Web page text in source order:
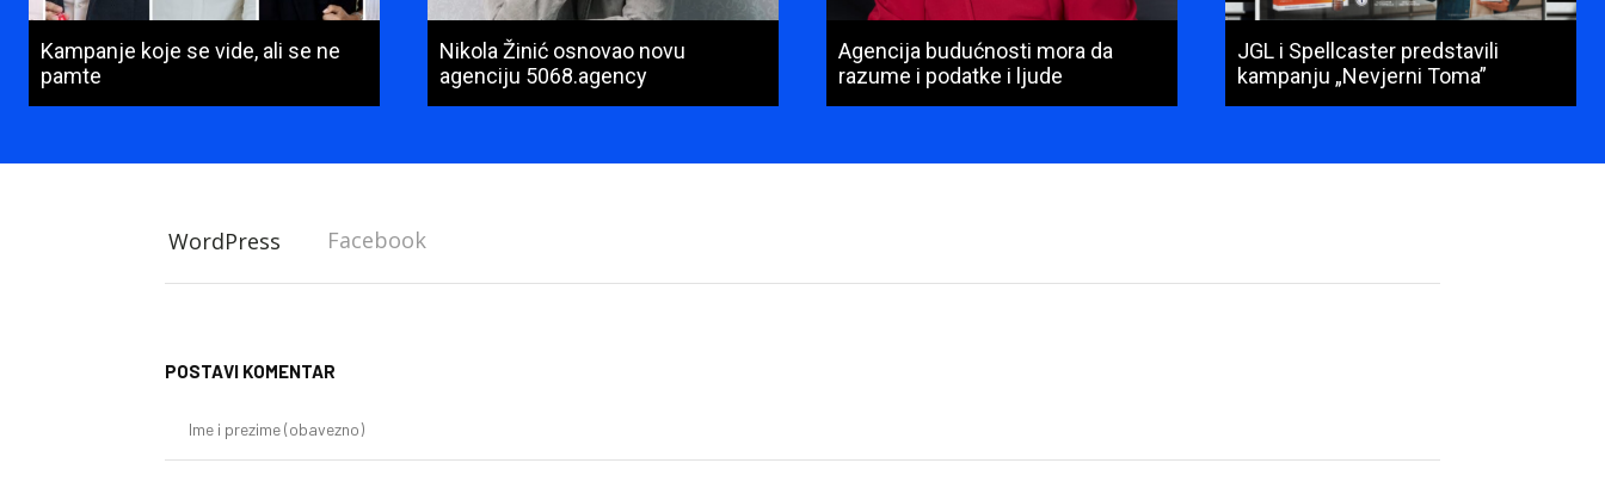
Kampanje koje se vide, ali se ne
pamte
Nikola Žinić osnovao novu
agenciju 5068.agency
Agencija budućnosti mora da
razume i podatke i ljude
JGL i Spellcaster predstavili
kampanju „Nevjerni Toma”
WordPress Facebook
POSTAVI KOMENTAR
prezime